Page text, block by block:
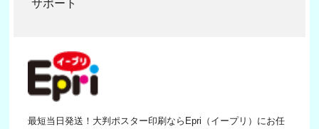
サポート
最短当日発送！大判ポスター印刷ならEpri（イープリ）にお任